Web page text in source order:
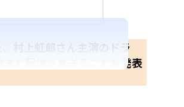
村上虹郎さん主演のドラ
と配信を見送ることを発表